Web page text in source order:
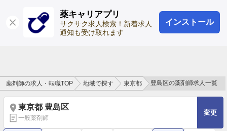
薬キャリアプリ
サクサク求人検索！新着求人
通知も受け取れます
インストール
ログイン 会員登録
薬剤師の求人・転職TOP 地域で探す 東京都 豊島区の薬剤師求人一覧
東京都 豊島区
一般薬剤師
変更